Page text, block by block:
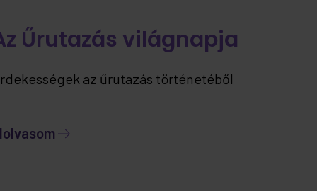
Űrutazás világnapja
az űrutazás történetéből